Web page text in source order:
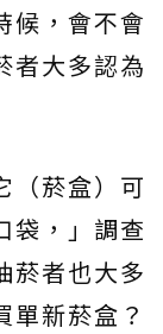
候，會不會
者大多認為
（菸盒）可
袋，」調查
菸者也大多
單新菸盒？